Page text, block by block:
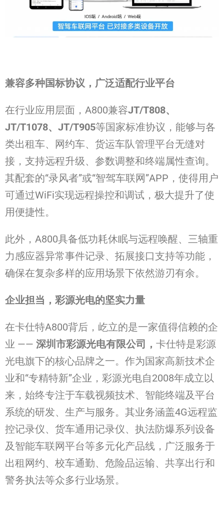
兼容多种国标协议，广泛适配行业平台
在行业应用层面，A800兼容JT/T808、
JT/T1078、JT/T905等国家标准协议，能够与各
类出租车、网约车、货运车队管理平台无缝对
接，支持远程升级、参数调整和终端属性查询。
其配套的“录风者”或“智驾车联网”APP，使得用户
可通过WiFi实现远程操控和调试，极大提升了使
用便捷性。
此外，A800具备低功耗休眠与远程唤醒、三轴重
力感应器异常事件记录、拓展接口支持等功能，
确保在复杂多样的应用场景下依然游刃有余。
企业担当，彩源光电的坚实力量
在卡仕特A800背后，屹立的是一家值得信赖的企
业 —— 深圳市彩源光电有限公司， 卡仕特是彩源
光电旗下的核心品牌之一。作为国家高新技术企
业和“专精特新”企业，彩源光电自2008年成立以
来，始终专注于车载视频技术、智能终端及平台
系统的研发、生产与服务。其业务涵盖4G远程监
控记录仪、货车通用记录仪、执法防爆系列设备
及智能车联网平台等多元化产品线，广泛服务于
出租网约、校车通勤、危险品运输、共享出行和
警务执法等众多行业场景。